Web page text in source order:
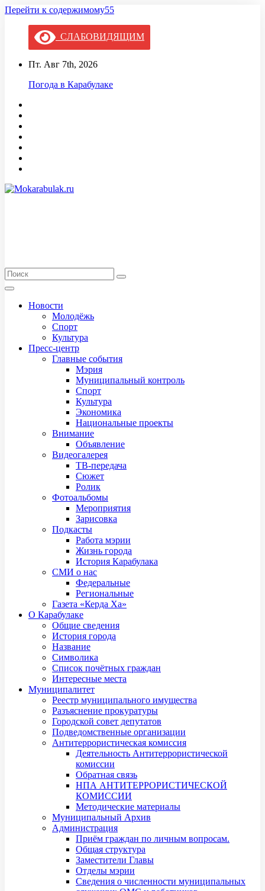
Перейти к содержимому55
СЛАБОВИДЯЩИМ
Пт. Авг 7th, 2026
Погода в Карабулаке
Новости
Молодёжь
Спорт
Культура
Пресс-центр
Главные события
Мэрия
Муниципальный контроль
Спорт
Культура
Экономика
Национальные проекты
Внимание
Объявление
Видеогалерея
ТВ-передача
Сюжет
Ролик
Фотоальбомы
Мероприятия
Зарисовка
Подкасты
Работа мэрии
Жизнь города
История Карабулака
СМИ о нас
Федеральные
Региональные
Газета «Керда Ха»
О Карабулаке
Общие сведения
История города
Название
Символика
Список почётных граждан
Интересные места
Муниципалитет
Реестр муниципального имущества
Разъяснение прокуратуры
Городской совет депутатов
Подведомственные организации
Антитеррористическая комиссия
Деятельность Антитеррористической
комиссии
Обратная связь
НПА АНТИТЕРРОРИСТИЧЕСКОЙ
КОМИССИИ
Методические материалы
Муниципальный Архив
Администрация
Приём граждан по личным вопросам.
Общая структура
Заместители Главы
Отделы мэрии
Сведения о численности муниципальных